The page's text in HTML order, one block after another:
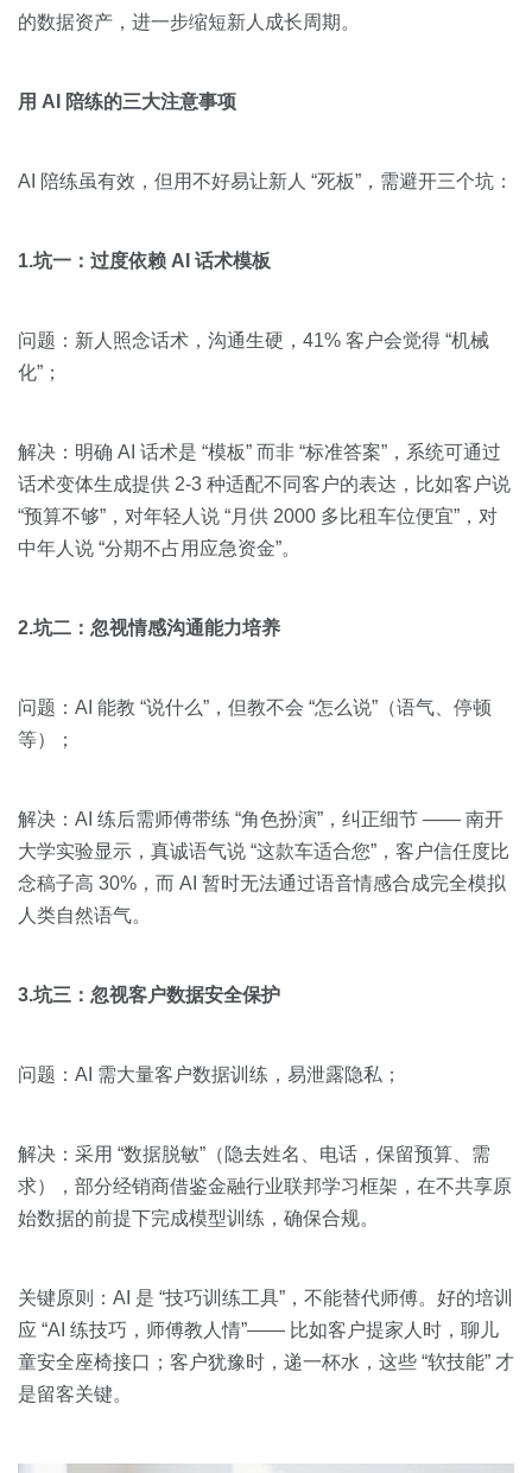
的数据资产，进一步缩短新人成长周期。
用 AI 陪练的三大注意事项
AI 陪练虽有效，但用不好易让新人 “死板”，需避开三个坑：
1.坑一：过度依赖 AI 话术模板
问题：新人照念话术，沟通生硬，41% 客户会觉得 “机械
化”；
解决：明确 AI 话术是 “模板” 而非 “标准答案”，系统可通过
话术变体生成提供 2-3 种适配不同客户的表达，比如客户说
“预算不够”，对年轻人说 “月供 2000 多比租车位便宜”，对
中年人说 “分期不占用应急资金”。
2.坑二：忽视情感沟通能力培养
问题：AI 能教 “说什么”，但教不会 “怎么说”（语气、停顿
等）；
解决：AI 练后需师傅带练 “角色扮演”，纠正细节 —— 南开
大学实验显示，真诚语气说 “这款车适合您”，客户信任度比
念稿子高 30%，而 AI 暂时无法通过语音情感合成完全模拟
人类自然语气。
3.坑三：忽视客户数据安全保护
问题：AI 需大量客户数据训练，易泄露隐私；
解决：采用 “数据脱敏”（隐去姓名、电话，保留预算、需
求），部分经销商借鉴金融行业联邦学习框架，在不共享原
始数据的前提下完成模型训练，确保合规。
关键原则：AI 是 “技巧训练工具”，不能替代师傅。好的培训
应 “AI 练技巧，师傅教人情”—— 比如客户提家人时，聊儿
童安全座椅接口；客户犹豫时，递一杯水，这些 “软技能” 才
是留客关键。